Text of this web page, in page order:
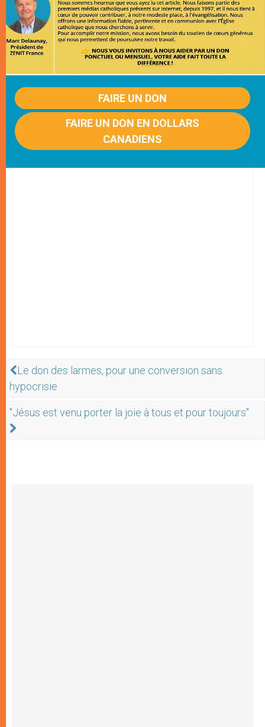
FAIRE UN DON
FAIRE UN DON EN DOLLARS
CANADIENS
Le don des larmes, pour une conversion sans
hypocrisie
"Jésus est venu porter la joie à tous et pour toujours"